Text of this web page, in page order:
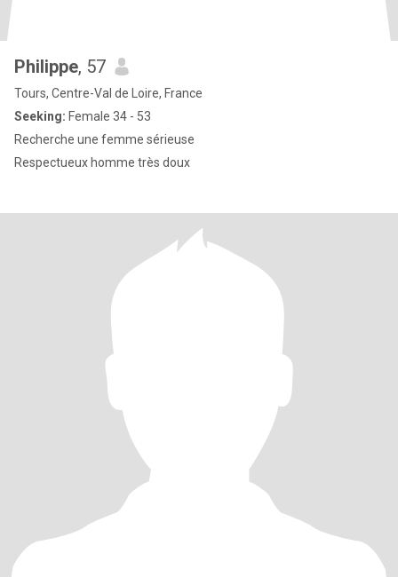
Philippe, 57
Tours, Centre-Val de Loire, France
Seeking: Female 34 - 53
Recherche une femme sérieuse
Respectueux homme très doux